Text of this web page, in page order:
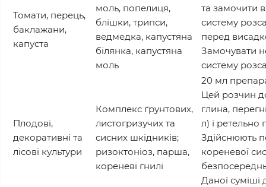
Томати, перець,
баклажани,
капуста
моль, попелиця,
блішки, трипси,
ведмедка, капустяна
білянка, капустяна
моль
та замочити
систему
перед
Замочувати
систему
Плодові,
декоративні та
лісові культури
Комплекс ґрунтових,
листогризучих та
сисних шкідників;
ризоктоніоз, парша,
кореневі гнилі
20 мл
Цей розчин
глина,
л) і ретельно
Здійснюють
кореневої
Даної суміші